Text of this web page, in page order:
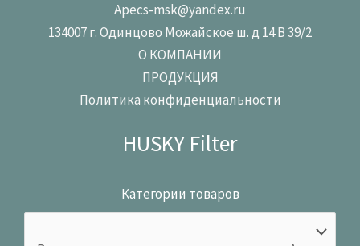
Apecs-msk@yandex.ru
134007 г. Одинцово Можайское ш. д 14 В 39/2
О КОМПАНИИ
ПРОДУКЦИЯ
Политика конфиденциальности
HUSKY Filter
Категории товаров